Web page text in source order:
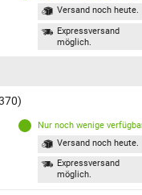
Versand noch heute.
Expressversand
möglich.
Nur noch wenige
Versand noch heute.
Expressversand
möglich.